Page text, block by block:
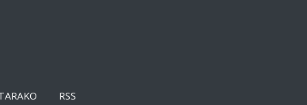
RSS